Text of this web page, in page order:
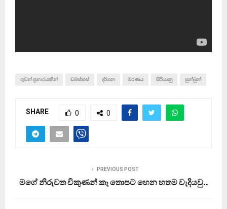
ගුවන් ප්‍රහාරයකින් ඩමස්කස් දර්ශන මරණය සිරියානු සුන්බුන්
SHARE 0 0
PREVIOUS POST
මගේ නිරුවත විකුණන් කෑ තොපට හෙන හතම වැදියවු..